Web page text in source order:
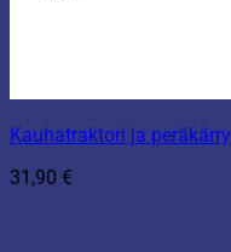
Kauhatraktori ja peräkärry
31,90 €